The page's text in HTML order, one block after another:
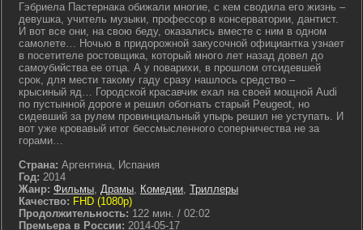
Гэбриела Пастернака обижали многие, с кем сводила его жизнь –
девушка, учитель музыки, профессор в консерватории, дантист.
И вот все они, на свою беду, оказались вместе с ним в одном
самолете… Ночью в придорожной закусочной официантка узнает
в посетителе ростовщика, который много лет назад довел до
самоубийства ее отца. А у поварихи, в прошлом отсидевшей
срок, для мести такому гаду сразу нашлось средство –
крысиный яд… Городской красавчик ехал на своей мощной Audi
по пустынной дороге и решил обогнать старый Peugeot, но
сидевший за рулем провинциальный упырь решил не уступать. И
вот уже кровавый итог бессмысленного соперничества не за
горами…
Страна: Аргентина, Испания
Год: 2014
Жанр: Фильмы, Драмы, Комедии, Триллеры
Качество: FHD (1080p)
Продолжительность: 122 мин. / 02:02
Премьера в России: 2014-05-17